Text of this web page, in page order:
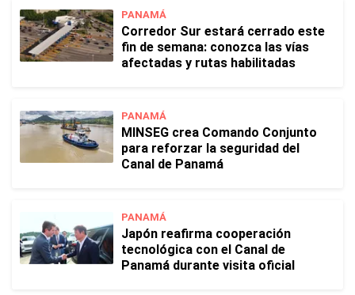
PANAMÁ
Corredor Sur estará cerrado este
fin de semana: conozca las vías
afectadas y rutas habilitadas
PANAMÁ
MINSEG crea Comando Conjunto
para reforzar la seguridad del
Canal de Panamá
PANAMÁ
Japón reafirma cooperación
tecnológica con el Canal de
Panamá durante visita oficial